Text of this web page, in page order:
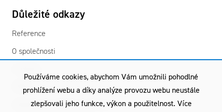
Používáme cookies, abychom Vám umožnili pohodlné
prohlížení webu a díky analýze provozu webu neustále
zlepšovali jeho funkce, výkon a použitelnost. Více
Důležité odkazy
Reference
O společnosti
GDPR
Všeobecné obchodní podmínky